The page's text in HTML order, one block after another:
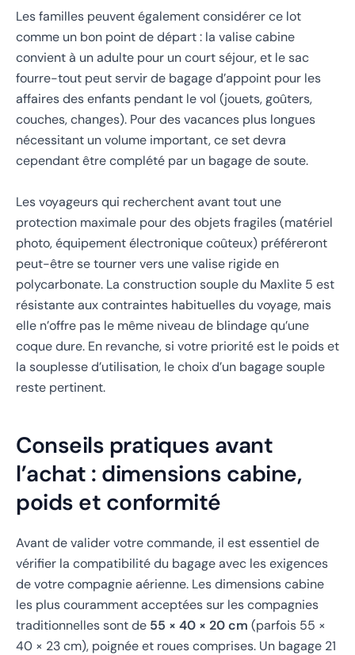
Les familles peuvent également considérer ce lot
comme un bon point de départ : la valise cabine
convient à un adulte pour un court séjour, et le sac
fourre-tout peut servir de bagage d’appoint pour les
affaires des enfants pendant le vol (jouets, goûters,
couches, changes). Pour des vacances plus longues
nécessitant un volume important, ce set devra
cependant être complété par un bagage de soute.
Les voyageurs qui recherchent avant tout une
protection maximale pour des objets fragiles (matériel
photo, équipement électronique coûteux) préféreront
peut-être se tourner vers une valise rigide en
polycarbonate. La construction souple du Maxlite 5 est
résistante aux contraintes habituelles du voyage, mais
elle n’offre pas le même niveau de blindage qu’une
coque dure. En revanche, si votre priorité est le poids et
la souplesse d’utilisation, le choix d’un bagage souple
reste pertinent.
Conseils pratiques avant
l’achat : dimensions cabine,
poids et conformité
Avant de valider votre commande, il est essentiel de
vérifier la compatibilité du bagage avec les exigences
de votre compagnie aérienne. Les dimensions cabine
les plus couramment acceptées sur les compagnies
traditionnelles sont de 55 × 40 × 20 cm (parfois 55 ×
40 × 23 cm), poignée et roues comprises. Un bagage 21